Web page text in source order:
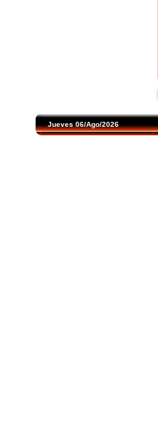
Jueves 06/Ago/2026